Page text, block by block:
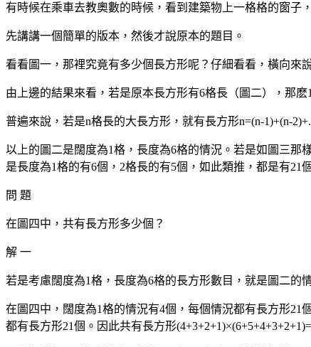
有時候在乘車去教奧數的時候，看到建築物上一格格的窗子
先講講一個簡單的版本，然後才說原本的題目。
看看圖一，那裡究竟有多少個長方形呢？仔細看看，橫向來
由上邊的結果來看，若是原本長方形有6格長（圖二），那
普遍來說，若是n格長的大長方形，就有長方形n=(n-1)+(n-
以上的圖二是闊度為1格，長度為6格的情況。若是如圖三那
是長度為1格的有6個，2格長的有5個，如此類推，都是有21
問 題
在圖四中，共有長方形多少個？
解 一
若是考慮闊度為1格，長度為6格的長方形數目，就是圖二的
在圖四中，闊度為1格的情況有4個，每個情況都有長方形21
都有長方形21個。因此共有長方形